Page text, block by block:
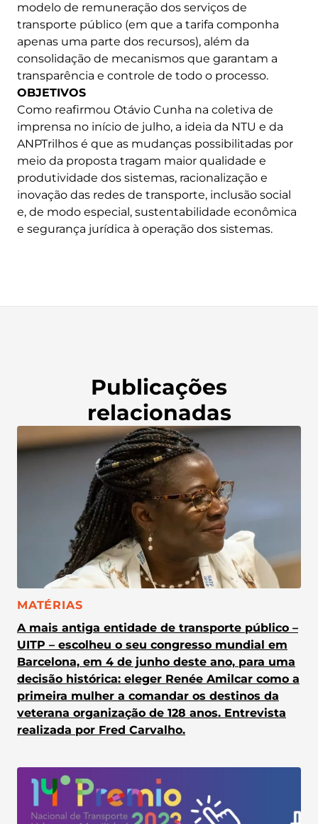
modelo de remuneração dos serviços de
transporte público (em que a tarifa componha
apenas uma parte dos recursos), além da
consolidação de mecanismos que garantam a
transparência e controle de todo o processo.
OBJETIVOS
Como reafirmou Otávio Cunha na coletiva de
imprensa no início de julho, a ideia da NTU e da
ANPTrilhos é que as mudanças possibilitadas por
meio da proposta tragam maior qualidade e
produtividade dos sistemas, racionalização e
inovação das redes de transporte, inclusão social
e, de modo especial, sustentabilidade econômica
e segurança jurídica à operação dos sistemas.
Publicações
relacionadas
CATEGORIA:
MATÉRIAS
A mais antiga entidade de transporte público –
UITP – escolheu o seu congresso mundial em
Barcelona, em 4 de junho deste ano, para uma
decisão histórica: eleger Renée Amilcar como a
primeira mulher a comandar os destinos da
veterana organização de 128 anos. Entrevista
realizada por Fred Carvalho.